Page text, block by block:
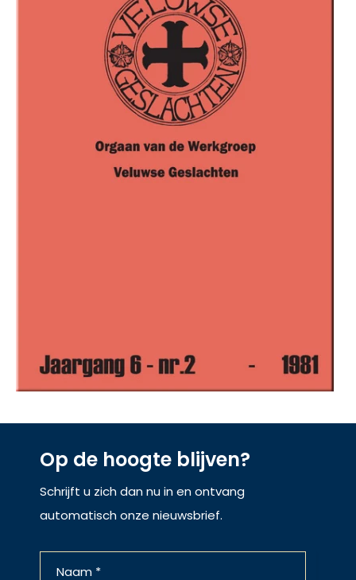
Op de hoogte blijven?
Schrijft u zich dan nu in en ontvang
automatisch onze nieuwsbrief.